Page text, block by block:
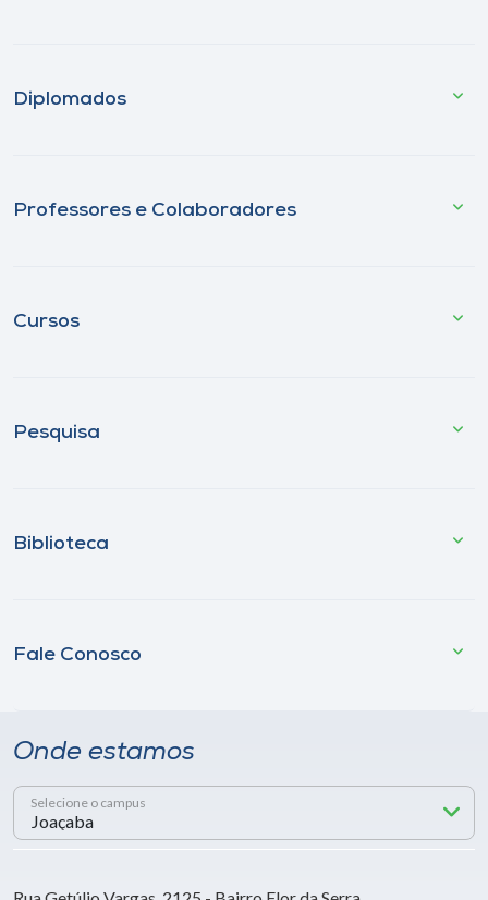
Diplomados
Professores e Colaboradores
Cursos
Pesquisa
Biblioteca
Fale Conosco
Onde estamos
Selecione o campus